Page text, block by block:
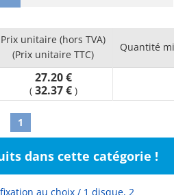
Prix unitaire (hors TVA)
(Prix unitaire TTC)
Quantité
27.20 €
( 32.37 € )
1
dans cette catégorie !
au choix / 1 disque, 2